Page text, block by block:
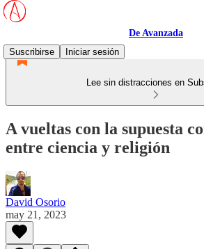
De Avanzada
Suscribirse
Iniciar sesión
Lee sin distracciones en
A vueltas con la supuesta
entre ciencia y religión
David Osorio
may 21, 2023